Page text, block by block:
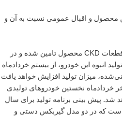
محصول و اقبال عمومی نسبت به آن و
براساس برنامه‌ریزی انجام‌شده قطعات CKD محصول تامین شده و در
انبوه این خودرو، از بیستم خردادماه
میزان تولید افزایش خواهد یافت
خردادماه نخستین خودروهای تولیدی
شد. پیش بینی برنامه تولید برای سال
است که در دو مدل گیربکس دستی و